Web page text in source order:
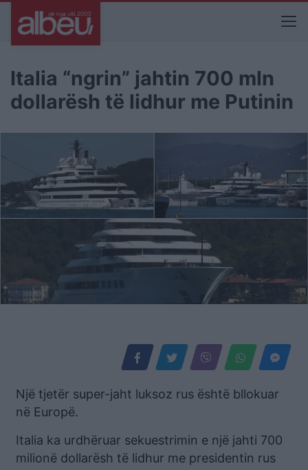
Italia “ngrin” jahtin 700 mln
dollarësh të lidhur me Putinin
Një tjetër super-jaht luksoz rus është bllokuar
në Europë.
Italia ka urdhëruar sekuestrimin e një jahti 700
milionë dollarësh të lidhur me presidentin rus